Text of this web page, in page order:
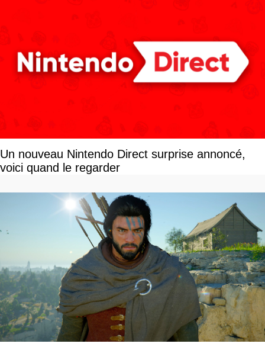
Un nouveau Nintendo Direct surprise annoncé,
voici quand le regarder